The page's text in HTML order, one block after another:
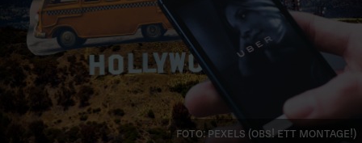
Logga in
Prenumerera
Foto: Pexels (OBS! Ett montage!)